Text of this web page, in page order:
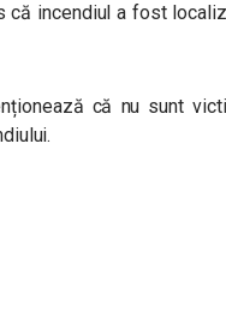
că incendiul a fost
că nu sunt